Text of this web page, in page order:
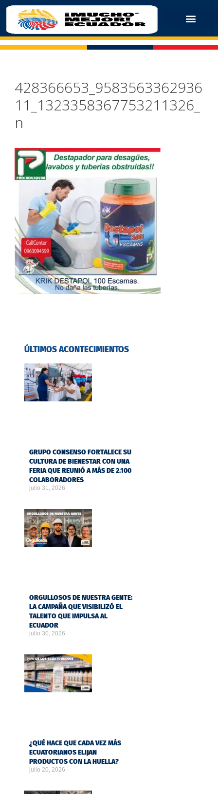
428366653_9583563362936
11_1323358367753211326_
n
ÚLTIMOS ACONTECIMIENTOS
GRUPO CONSENSO FORTALECE SU
CULTURA DE BIENESTAR CON UNA
FERIA QUE REUNIÓ A MÁS DE 2.100
COLABORADORES
julio 31, 2026
ORGULLOSOS DE NUESTRA GENTE:
LA CAMPAÑA QUE VISIBILIZÓ EL
TALENTO QUE IMPULSA AL
ECUADOR
julio 30, 2026
¿QUÉ HACE QUE CADA VEZ MÁS
ECUATORIANOS ELIJAN
PRODUCTOS CON LA HUELLA?
julio 20, 2026